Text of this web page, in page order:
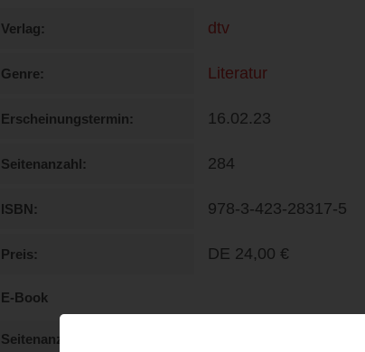
Verlag dtv
Genre Literatur
Erscheinungstermin 16.02.23
Seitenanzahl 284
ISBN 978-3-423-28317-5
Preis DE 24,00 €
E-Book
Seitenanzahl